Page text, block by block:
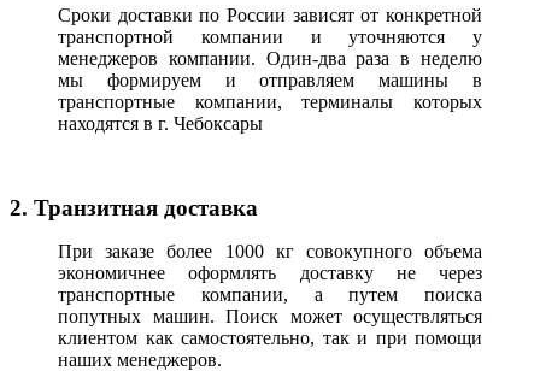
Сроки доставки по России зависят от конкретной
транспортной компании и уточняются у
менеджеров компании. Один-два раза в неделю
мы формируем и отправляем машины в
транспортные компании, терминалы которых
находятся в г. Чебоксары
2. Транзитная доставка
При заказе более 1000 кг совокупного объема
экономичнее оформлять доставку не через
транспортные компании, а путем поиска
попутных машин. Поиск может осуществляться
клиентом как самостоятельно, так и при помощи
наших менеджеров.